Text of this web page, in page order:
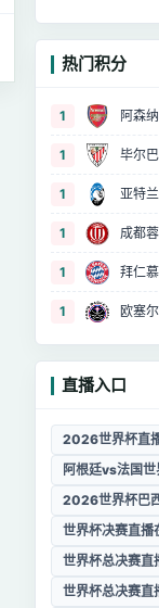
热门积分
1 阿森纳
1 毕尔
1 亚特
1 成都
1 拜仁
1 欧塞尔
直播入口
2026世界杯直
阿根廷vs法国
2026世界杯巴
世界杯决赛直播
世界杯总决赛直
世界杯总决赛直